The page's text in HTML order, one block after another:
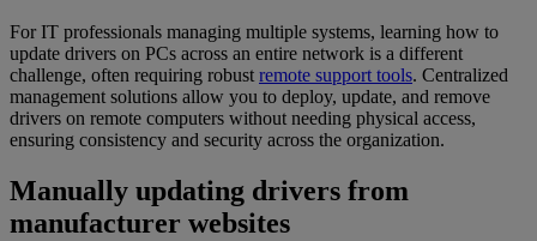
For IT professionals managing multiple systems, learning how to
update drivers on PCs across an entire network is a different
challenge, often requiring robustremote support tools. Centralized
management solutions allow you to deploy, update, and remove
drivers on remote computers without needing physical access,
ensuring consistency and security across the organization.
Manually updating drivers from
manufacturer websites